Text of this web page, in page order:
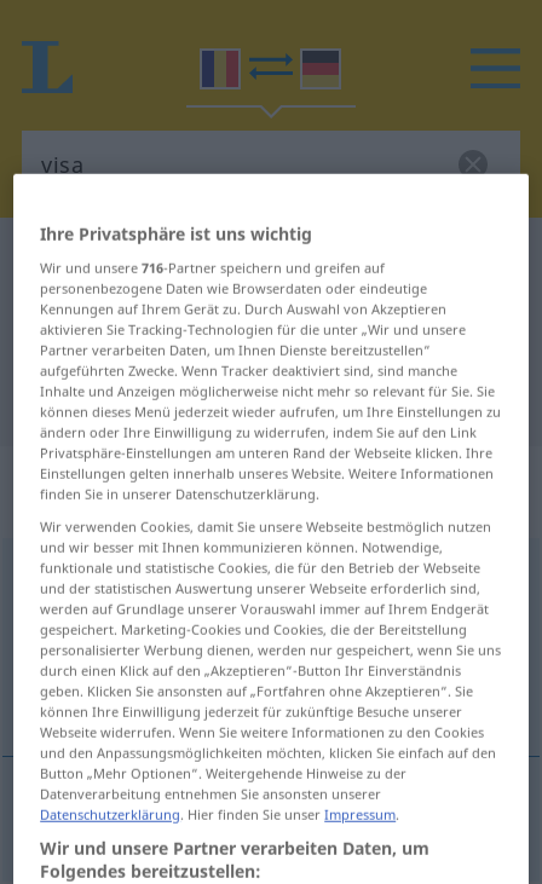
Rumänisch-Deutsch Übersetzung
für "visa"
"visa" Deutsch Übersetzung
„visa“: verb tranzitiv | verb
intranzitiv
visav/t&v/i
Übersicht aller Übersetzungen
(Für mehr Details die Übersetzung anklicken/antippen)
träumen
träumen visa
Ihre Privatsphäre ist uns wichtig
Wir und unsere716-Partner speichern und greifen auf
personenbezogene Daten wie Browserdaten oder eindeutige
Kennungen auf Ihrem Gerät zu. Durch Auswahl von Akzeptieren
aktivieren Sie Tracking-Technologien für die unter „Wir und unsere
Partner verarbeiten Daten, um Ihnen Dienste bereitzustellen“
aufgeführten Zwecke. Wenn Tracker deaktiviert sind, sind manche
Inhalte und Anzeigen möglicherweise nicht mehr so relevant für Sie. Sie
können dieses Menü jederzeit wieder aufrufen, um Ihre Einstellungen zu
ändern oder Ihre Einwilligung zu widerrufen, indem Sie auf den Link
Privatsphäre-Einstellungen am unteren Rand der Webseite klicken. Ihre
Einstellungen gelten innerhalb unseres Website. Weitere Informationen
finden Sie in unserer Datenschutzerklärung.
Wir verwenden Cookies, damit Sie unsere Webseite bestmöglich nutzen
und wir besser mit Ihnen kommunizieren können. Notwendige,
funktionale und statistische Cookies, die für den Betrieb der Webseite
und der statistischen Auswertung unserer Webseite erforderlich sind,
werden auf Grundlage unserer Vorauswahl immer auf Ihrem Endgerät
gespeichert. Marketing-Cookies und Cookies, die der Bereitstellung
personalisierter Werbung dienen, werden nur gespeichert, wenn Sie uns
durch einen Klick auf den „Akzeptieren“-Button Ihr Einverständnis
geben. Klicken Sie ansonsten auf „Fortfahren ohne Akzeptieren“. Sie
können Ihre Einwilligung jederzeit für zukünftige Besuche unserer
Webseite widerrufen. Wenn Sie weitere Informationen zu den Cookies
und den Anpassungsmöglichkeiten möchten, klicken Sie einfach auf den
Button „Mehr Optionen“. Weitergehende Hinweise zu der
Datenverarbeitung entnehmen Sie ansonsten unserer
Datenschutzerklärung. Hier finden Sie unserImpressum.
Wir und unsere Partner verarbeiten Daten, um
Folgendes bereitzustellen: